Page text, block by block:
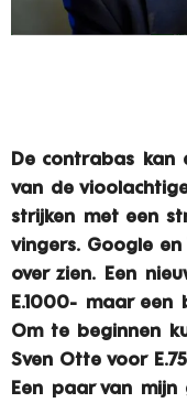
De contrabas kan
van de
strijken met een
vingers. Google
over zien. Een
E.1000- maar een
Om te beginnen
Sven Otte voor
Een paar van